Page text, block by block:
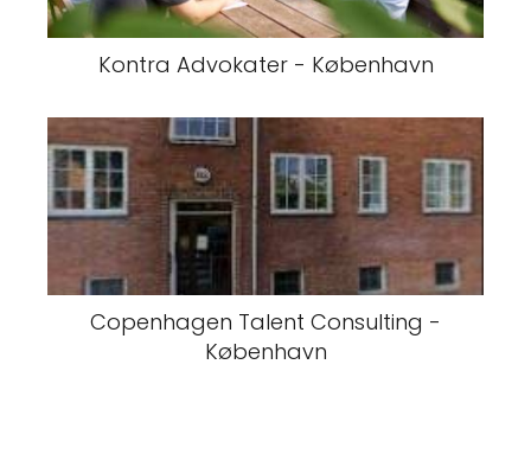
Kontra Advokater - København
Copenhagen Talent Consulting -
København